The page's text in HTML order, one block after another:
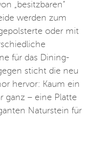
„besitzbaren“
werden zum
oder mit
für das Dining-
sticht die neu
hervor: Kaum ein
ganz – eine Platte
Naturstein für